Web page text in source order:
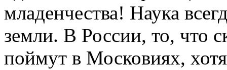
младенчества! Наука
земли. В России, то, что
поймут в Московиях,